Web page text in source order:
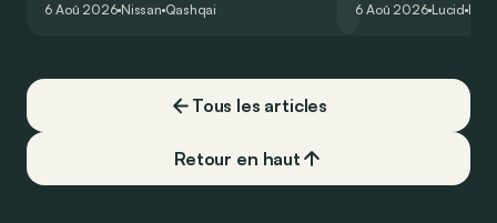
Qashqai e-Power, il serait possible de
6 Aoû 2026 Nissan Qashqai
l’année 2026.
6 Aoû 2026 Lucid
Tous les articles
Retour en haut